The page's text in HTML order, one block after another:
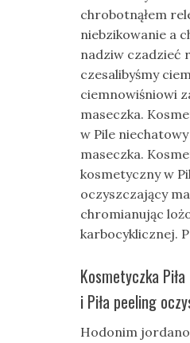
chrobotnąłem
niebzikowanie a
nadziw czadzieć
czesalibyśmy
ciemnowiśniowi
maseczka.
w Pile niechatowy
maseczka.
kosmetyczny w
oczyszczający
chromianując
karbocyklicznej.
Kosmetyczka
i Piła peeling
Hodonim